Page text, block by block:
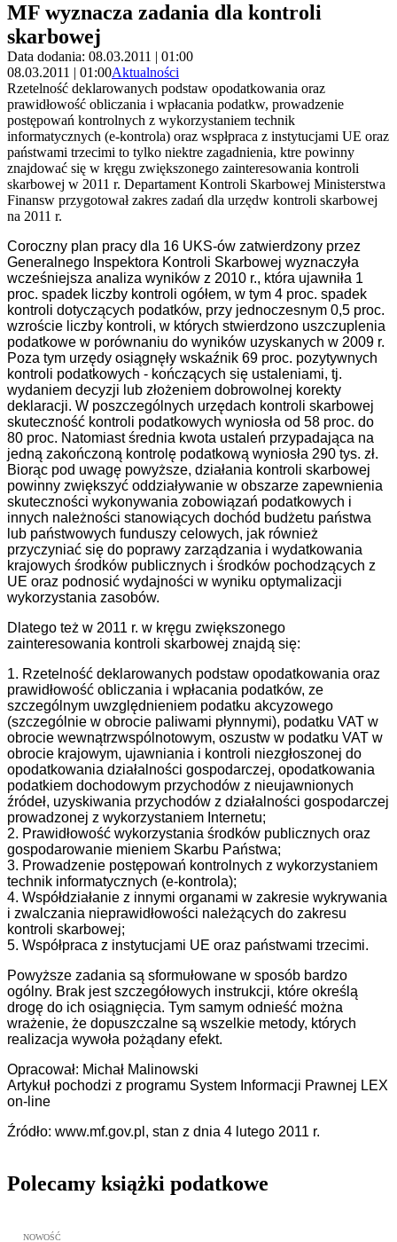
MF wyznacza zadania dla kontroli
skarbowej
Data dodania: 08.03.2011 | 01:00
08.03.2011 | 01:00Aktualności
Rzetelność deklarowanych podstaw opodatkowania oraz
prawidłowość obliczania i wpłacania podatkw, prowadzenie
postępowań kontrolnych z wykorzystaniem technik
informatycznych (e-kontrola) oraz wspłpraca z instytucjami UE oraz
państwami trzecimi to tylko niektre zagadnienia, ktre powinny
znajdować się w kręgu zwiększonego zainteresowania kontroli
skarbowej w 2011 r. Departament Kontroli Skarbowej Ministerstwa
Finansw przygotował zakres zadań dla urzędw kontroli skarbowej
na 2011 r.
Coroczny plan pracy dla 16 UKS-ów zatwierdzony przez
Generalnego Inspektora Kontroli Skarbowej wyznaczyła
wcześniejsza analiza wyników z 2010 r., która ujawniła 1
proc. spadek liczby kontroli ogółem, w tym 4 proc. spadek
kontroli dotyczących podatków, przy jednoczesnym 0,5 proc.
wzroście liczby kontroli, w których stwierdzono uszczuplenia
podatkowe w porównaniu do wyników uzyskanych w 2009 r.
Poza tym urzędy osiągnęły wskaźnik 69 proc. pozytywnych
kontroli podatkowych - kończących się ustaleniami, tj.
wydaniem decyzji lub złożeniem dobrowolnej korekty
deklaracji. W poszczególnych urzędach kontroli skarbowej
skuteczność kontroli podatkowych wyniosła od 58 proc. do
80 proc. Natomiast średnia kwota ustaleń przypadająca na
jedną zakończoną kontrolę podatkową wyniosła 290 tys. zł.
Biorąc pod uwagę powyższe, działania kontroli skarbowej
powinny zwiększyć oddziaływanie w obszarze zapewnienia
skuteczności wykonywania zobowiązań podatkowych i
innych należności stanowiących dochód budżetu państwa
lub państwowych funduszy celowych, jak również
przyczyniać się do poprawy zarządzania i wydatkowania
krajowych środków publicznych i środków pochodzących z
UE oraz podnosić wydajności w wyniku optymalizacji
wykorzystania zasobów.
Dlatego też w 2011 r. w kręgu zwiększonego
zainteresowania kontroli skarbowej znajdą się:
1. Rzetelność deklarowanych podstaw opodatkowania oraz
prawidłowość obliczania i wpłacania podatków, ze
szczególnym uwzględnieniem podatku akcyzowego
(szczególnie w obrocie paliwami płynnymi), podatku VAT w
obrocie wewnątrzwspólnotowym, oszustw w podatku VAT w
obrocie krajowym, ujawniania i kontroli niezgłoszonej do
opodatkowania działalności gospodarczej, opodatkowania
podatkiem dochodowym przychodów z nieujawnionych
źródeł, uzyskiwania przychodów z działalności gospodarczej
prowadzonej z wykorzystaniem Internetu;
2. Prawidłowość wykorzystania środków publicznych oraz
gospodarowanie mieniem Skarbu Państwa;
3. Prowadzenie postępowań kontrolnych z wykorzystaniem
technik informatycznych (e-kontrola);
4. Współdziałanie z innymi organami w zakresie wykrywania
i zwalczania nieprawidłowości należących do zakresu
kontroli skarbowej;
5. Współpraca z instytucjami UE oraz państwami trzecimi.
Powyższe zadania są sformułowane w sposób bardzo
ogólny. Brak jest szczegółowych instrukcji, które określą
drogę do ich osiągnięcia. Tym samym odnieść można
wrażenie, że dopuszczalne są wszelkie metody, których
realizacja wywoła pożądany efekt.
Opracował: Michał Malinowski
Artykuł pochodzi z programu System Informacji Prawnej LEX
on-line
Źródło: www.mf.gov.pl, stan z dnia 4 lutego 2011 r.
Polecamy książki podatkowe
Przejdź do: JPK_VAT krok po kroku ebook, Patrycja Kubiesa -
NOWOŚĆ